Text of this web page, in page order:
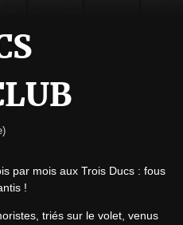
)
par mois aux Trois Ducs : fous
!
triés sur le volet, venus